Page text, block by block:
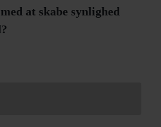
at skabe synlighed